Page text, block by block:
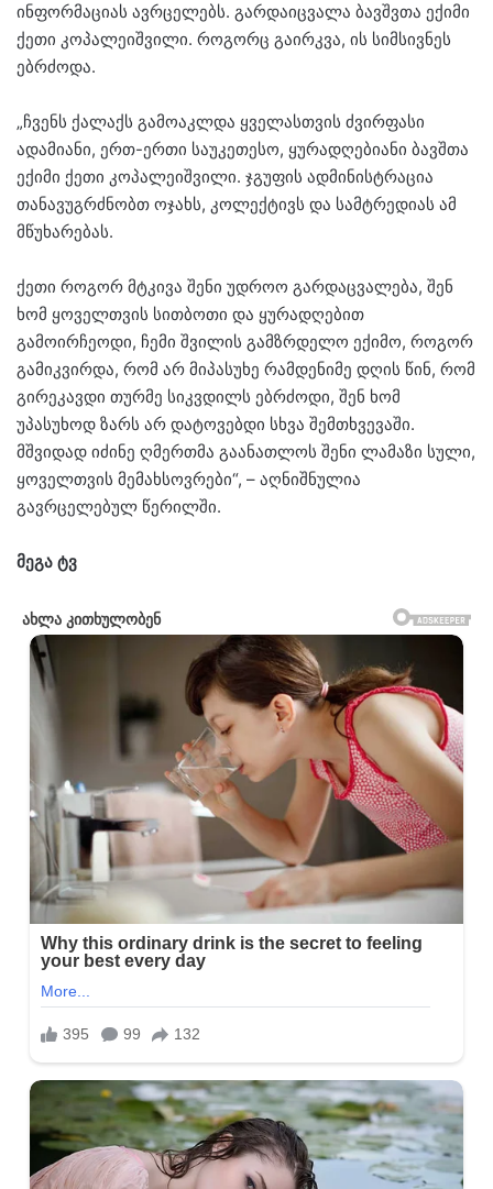
ინფორმაციას ავრცელებს. გარდაიცვალა ბავშვთა ექიმი
ქეთი კოპალეიშვილი. როგორც გაირკვა, ის სიმსივნეს
ებრძოდა.
„ჩვენს ქალაქს გამოაკლდა ყველასთვის ძვირფასი
ადამიანი, ერთ-ერთი საუკეთესო, ყურადღებიანი ბავშთა
ექიმი ქეთი კოპალეიშვილი. ჯგუფის ადმინისტრაცია
თანავუგრძნობთ ოჯახს, კოლექტივს და სამტრედიას ამ
მწუხარებას.
ქეთი როგორ მტკივა შენი უდროო გარდაცვალება, შენ
ხომ ყოველთვის სითბოთი და ყურადღებით
გამოირჩეოდი, ჩემი შვილის გამზრდელო ექიმო, როგორ
გამიკვირდა, რომ არ მიპასუხე რამდენიმე დღის წინ, რომ
გირეკავდი თურმე სიკვდილს ებრძოდი, შენ ხომ
უპასუხოდ ზარს არ დატოვებდი სხვა შემთხვევაში.
მშვიდად იძინე ღმერთმა გაანათლოს შენი ლამაზი სული,
ყოველთვის მემახსოვრები“, – აღნიშნულია
გავრცელებულ წერილში.
მეგა ტვ